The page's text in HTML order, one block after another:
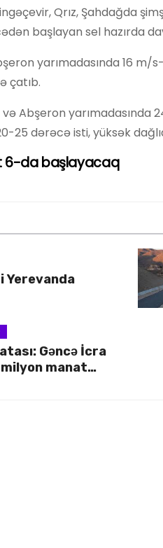
Qrız, Şahdağda
başlayan sel hazırda
yarımadasında 16 m/
çatıb.
Abşeron yarımadasında
25 dərəcə isti, yüksək
6-da başlayacaq
Yerevanda
Gəncə İcra
manat